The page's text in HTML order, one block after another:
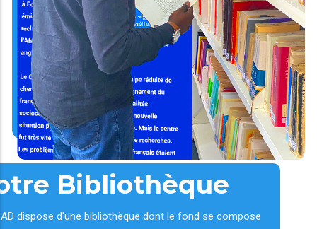
Bibliothèque
dispose d'une bibliothèque dont le fond se compose